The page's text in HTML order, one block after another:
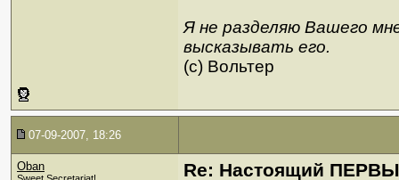
Я не разделяю Вашего
высказывать его.
(c) Вольтер
07-09-2007, 18:26
Oban
Re: Настоящий